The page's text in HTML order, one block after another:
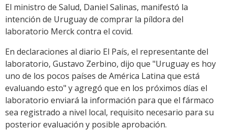
Link
El ministro de Salud, Daniel Salinas, manifestó la
intención de Uruguay de comprar la píldora del
laboratorio Merck contra el covid.
En declaraciones al diario El País, el representante del
laboratorio, Gustavo Zerbino, dijo que "Uruguay es hoy
uno de los pocos países de América Latina que está
evaluando esto" y agregó que en los próximos días el
laboratorio enviará la información para que el fármaco
sea registrado a nivel local, requisito necesario para su
posterior evaluación y posible aprobación.